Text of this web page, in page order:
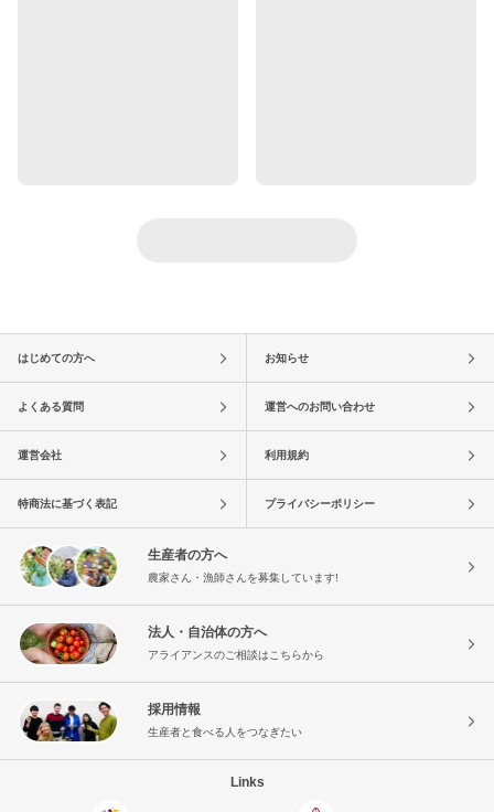
はじめての方へ お知らせ
よくある質問 運営へのお問い合わせ
運営会社 利用規約
特商法に基づく表記 プライバシーポリシー
生産者の方へ
農家さん・漁師さんを募集しています!
法人・自治体の方へ
アライアンスのご相談はこちらから
採用情報
生産者と食べる人をつなぎたい
Links